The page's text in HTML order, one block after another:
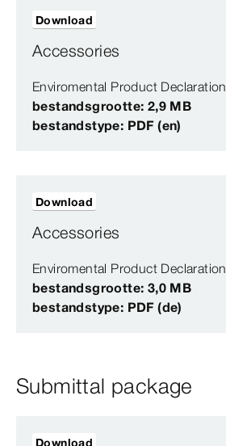
Accessories
Enviromental Product Declaration
bestandsgrootte: 2,9 MB
bestandstype: PDF (en)
Download
Accessories
Enviromental Product Declaration
bestandsgrootte: 3,0 MB
bestandstype: PDF (de)
Download
Submittal package
Download